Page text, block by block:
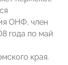
ОНФ, член
года по май
края.